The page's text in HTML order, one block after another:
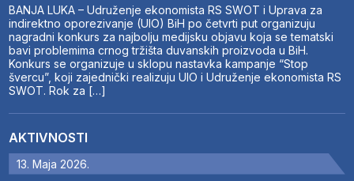
BANJA LUKA – Udruženje ekonomista RS SWOT i Uprava za
indirektno oporezivanje (UIO) BiH po četvrti put organizuju
nagradni konkurs za najbolju medijsku objavu koja se tematski
bavi problemima crnog tržišta duvanskih proizvoda u BiH.
Konkurs se organizuje u sklopu nastavka kampanje “Stop
švercu”, koji zajednički realizuju UIO i Udruženje ekonomista RS
SWOT. Rok za […]
AKTIVNOSTI
13. Maja 2026.